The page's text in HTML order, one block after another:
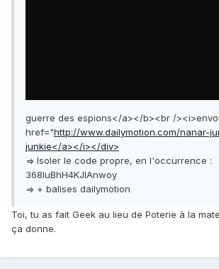
guerre des espions</a></b><br /
href="http://www.dailymotion.com/nanar-
junkie</a></i></div>
=> Isoler le code propre, en l'occurrence :
368IuBhH4KJIAnwoy
=> + balises dailymotion
Toi, tu as fait Geek au lieu de Poterie à la
ça donne.